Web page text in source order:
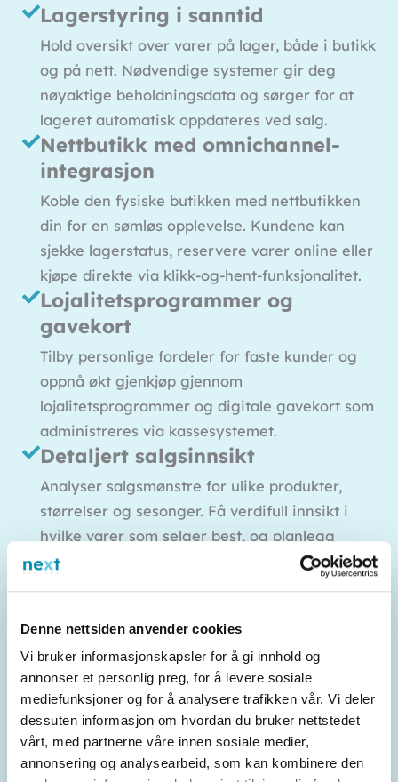
Denne nettsiden anvender cookies
Vi bruker informasjonskapsler for å gi innhold og
annonser et personlig preg, for å levere sosiale
mediefunksjoner og for å analysere trafikken vår. Vi deler
dessuten informasjon om hvordan du bruker nettstedet
vårt, med partnerne våre innen sosiale medier,
annonsering og analysearbeid, som kan kombinere den
Lagerstyring i sanntid
Hold oversikt over varer på lager, både i butikk
og på nett. Nødvendige systemer gir deg
nøyaktige beholdningsdata og sørger for at
lageret automatisk oppdateres ved salg.
Nettbutikk med omnichannel-
integrasjon
Koble den fysiske butikken med nettbutikken
din for en sømløs opplevelse. Kundene kan
sjekke lagerstatus, reservere varer online eller
kjøpe direkte via klikk-og-hent-funksjonalitet.
Lojalitetsprogrammer og
gavekort
Tilby personlige fordeler for faste kunder og
oppnå økt gjenkjøp gjennom
lojalitetsprogrammer og digitale gavekort som
administreres via kassesystemet.
Detaljert salgsinnsikt
Analyser salgsmønstre for ulike produkter,
størrelser og sesonger. Få verdifull innsikt i
hvilke varer som selger best, og planlegg
innkjøp mer effektivt.
Nettverks- og IT-løsninger
fungerer sømløst. Perfekt for klesbutikker som
trenger stabil drift, også under høytrafikk.
Retur- og byttehåndtering
Effektiviser prosessen for retur og bytte, med
løsninger som lar deg spore tidligere kjøp og